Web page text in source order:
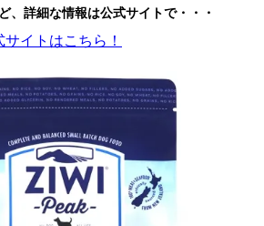
、詳細な情報は公式サイトで・・・
イトはこちら！